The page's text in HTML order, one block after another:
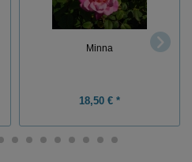
Minna
18,50 € *